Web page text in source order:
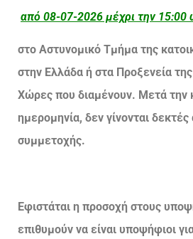
από 08-07-2026 μέχρι την
στο Αστυνομικό Τμήμα της
στην Ελλάδα ή στα Προξενεία
Χώρες που διαμένουν. Μετά την
ημερομηνία, δεν γίνονται δεκτές
συμμετοχής.
Εφιστάται η προσοχή στους
επιθυμούν να είναι υποψήφιοι